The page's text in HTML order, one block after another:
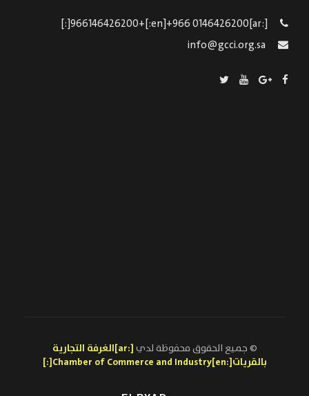
[:ar]966146426200+[:en]+966 0146426200[:]
© جميع الحقوق محفوظة لدي
[:ar]الغرفة التجارية
بالقريات[:en]Chamber of Commerce and Industry[:]